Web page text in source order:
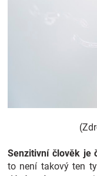
Těhotenské
Novinky
Senzitivní člověk je
to není takový ten